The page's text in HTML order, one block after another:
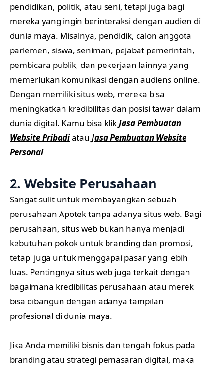
pendidikan, politik, atau seni, tetapi juga bagi
mereka yang ingin berinteraksi dengan audien di
dunia maya. Misalnya, pendidik, calon anggota
parlemen, siswa, seniman, pejabat pemerintah,
pembicara publik, dan pekerjaan lainnya yang
memerlukan komunikasi dengan audiens online.
Dengan memiliki situs web, mereka bisa
meningkatkan kredibilitas dan posisi tawar dalam
dunia digital. Kamu bisa klikJasa Pembuatan
Website Pribadiatau Jasa Pembuatan Website
Personal
2. Website Perusahaan
Sangat sulit untuk membayangkan sebuah
perusahaan Apotek tanpa adanya situs web. Bagi
perusahaan, situs web bukan hanya menjadi
kebutuhan pokok untuk branding dan promosi,
tetapi juga untuk menggapai pasar yang lebih
luas. Pentingnya situs web juga terkait dengan
bagaimana kredibilitas perusahaan atau merek
bisa dibangun dengan adanya tampilan
profesional di dunia maya.
Jika Anda memiliki bisnis dan tengah fokus pada
branding atau strategi pemasaran digital, maka